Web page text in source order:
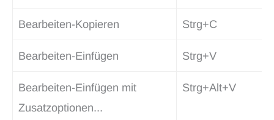
Bearbeiten-Kopieren Strg+C
Bearbeiten-Einfügen Strg+V
Bearbeiten-Einfügen mit
Zusatzoptionen...
Strg+Alt+V